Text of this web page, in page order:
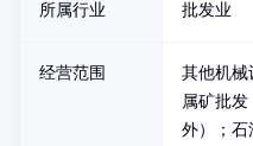
所属行业 批发业
经营范围
其他机械
属矿批
外）；石